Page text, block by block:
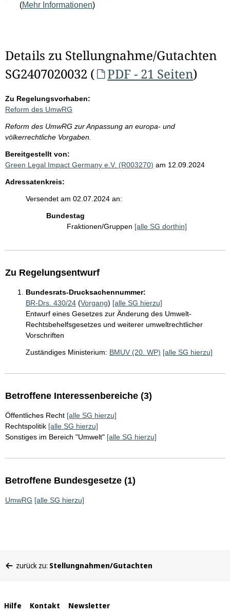
(Mehr Informationen)
Details zu Stellungnahme/Gutachten
SG2407020032 (
PDF - 21 Seiten)
Zu Regelungsvorhaben:
Reform des UmwRG
Reform des UmwRG zur Anpassung an europa- und
völkerrechtliche Vorgaben.
Bereitgestellt von:
Green Legal Impact Germany e.V. (R003270) am 12.09.2024
Adressatenkreis:
Versendet am 02.07.2024 an:
Bundestag
Fraktionen/Gruppen [alle SG dorthin]
Zu Regelungsentwurf
Bundesrats-Drucksachennummer:
BR-Drs. 430/24 (Vorgang) [alle SG hierzu]
Entwurf eines Gesetzes zur Änderung des Umwelt-
Rechtsbehelfsgesetzes und weiterer umweltrechtlicher
Vorschriften
Zuständiges Ministerium: BMUV (20. WP) [alle SG hierzu]
Betroffene Interessenbereiche (3)
Öffentliches Recht [alle SG hierzu]
Rechtspolitik [alle SG hierzu]
Sonstiges im Bereich "Umwelt" [alle SG hierzu]
Betroffene Bundesgesetze (1)
UmwRG [alle SG hierzu]
befinden
zurück zu: Stellungnahmen/Gutachten
Interne
Hilfe Kontakt Newsletter